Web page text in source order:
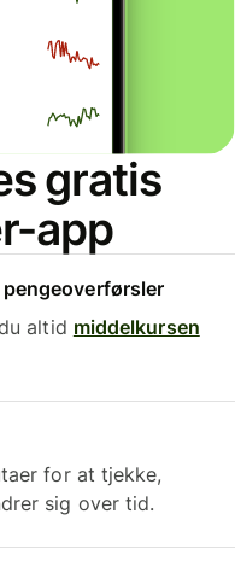
gratis
app
altid middelkursen
for at tjekke,
sig over tid.